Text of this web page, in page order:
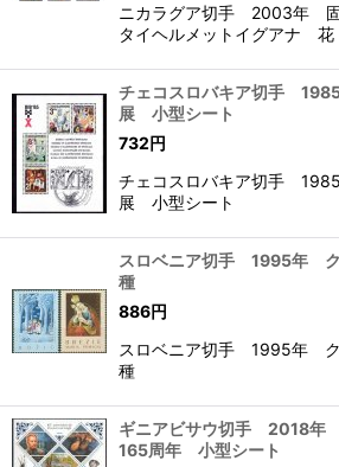
ニカラグア切手 2003年
タイヘルメットイグアナ
チェコスロバキア切手
展 小型シート
732円
チェコスロバキア切手
展 小型シート
スロベニア切手 1995年
種
886円
スロベニア切手 1995年
種
ギニアビサウ切手 2018
165周年 小型シート